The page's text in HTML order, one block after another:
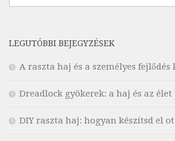
LEGUTÓBBI BEJEGYZÉSEK
A raszta haj és a személyes fejlődés
Dreadlock gyökerek: a haj és az élet
DIY raszta haj: hogyan készítsd el